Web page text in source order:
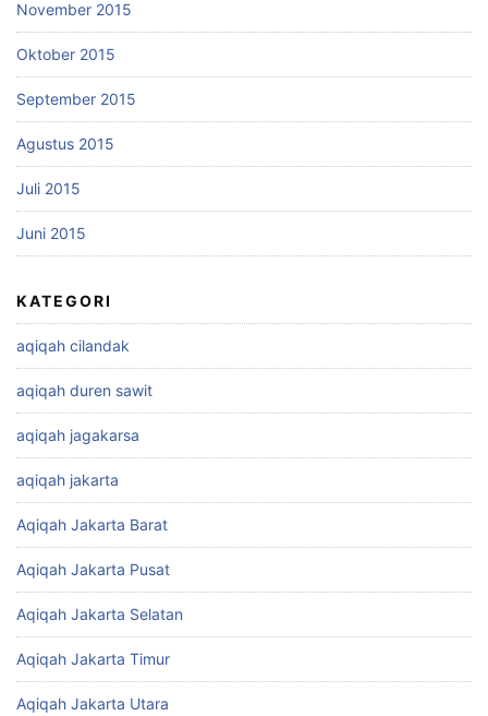
November 2015
Oktober 2015
September 2015
Agustus 2015
Juli 2015
Juni 2015
KATEGORI
aqiqah cilandak
aqiqah duren sawit
aqiqah jagakarsa
aqiqah jakarta
Aqiqah Jakarta Barat
Aqiqah Jakarta Pusat
Aqiqah Jakarta Selatan
Aqiqah Jakarta Timur
Aqiqah Jakarta Utara